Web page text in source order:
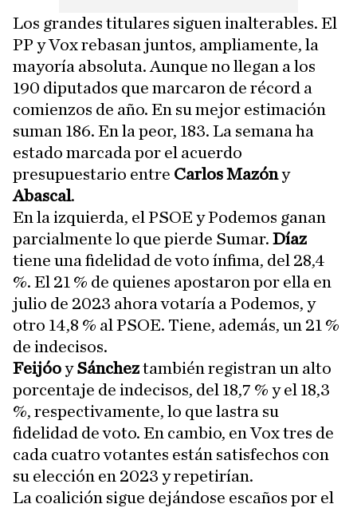
Los grandes titulares siguen inalterables. El
PP y Vox rebasan juntos, ampliamente, la
mayoría absoluta. Aunque no llegan a los
190 diputados que marcaron de récord a
comienzos de año. En su mejor estimación
suman 186. En la peor, 183. La semana ha
estado marcada por el acuerdo
presupuestario entre Carlos Mazóny
Abascal.
En la izquierda, el PSOE y Podemos ganan
parcialmente lo que pierde Sumar. Díaz
tiene una fidelidad de voto ínfima, del 28,4
%. El 21 % de quienes apostaron por ella en
julio de 2023 ahora votaría a Podemos, y
otro 14,8 % al PSOE. Tiene, además, un 21 %
de indecisos.
FeijóoySáncheztambién registran un alto
porcentaje de indecisos, del 18,7 % y el 18,3
%, respectivamente, lo que lastra su
fidelidad de voto. En cambio, en Vox tres de
cada cuatro votantes están satisfechos con
su elección en 2023 y repetirían.
La coalición sigue dejándose escaños por el